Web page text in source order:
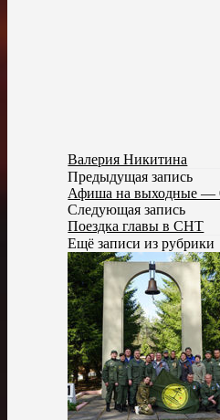
Валерия Никитина
Предыдущая запись
Афиша на выходные —
Следующая запись
Поездка главы в СНТ
Ещё записи из рубрики